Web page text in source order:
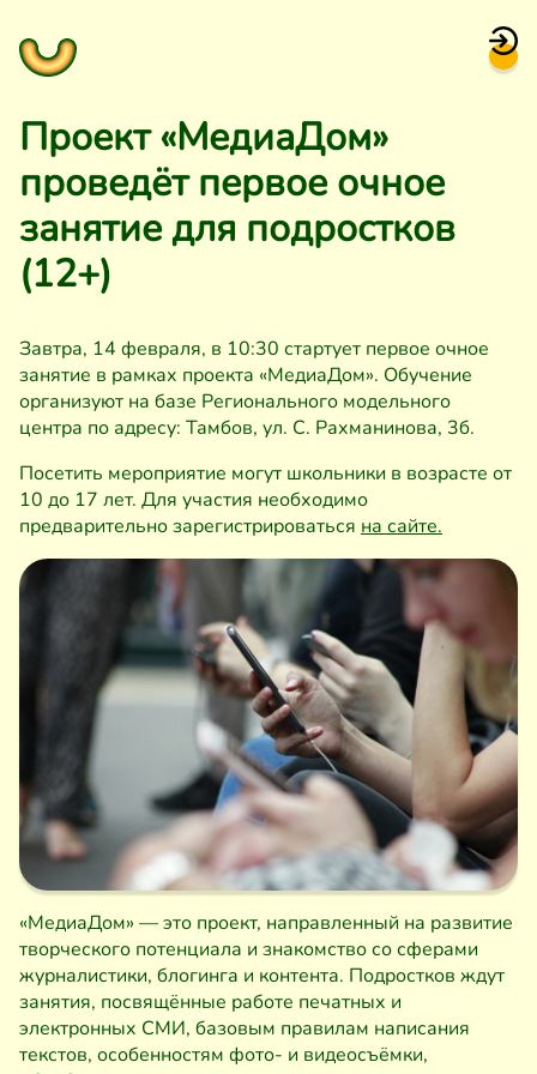
Проект «МедиаДом»
проведёт первое очное
занятие для подростков
(12+)
Завтра, 14 февраля, в 10:30 стартует первое очное
занятие в рамках проекта «МедиаДом». Обучение
организуют на базе Регионального модельного
центра по адресу: Тамбов, ул. С. Рахманинова, 3б.
Посетить мероприятие могут школьники в возрасте от
10 до 17 лет. Для участия необходимо
предварительно зарегистрироваться на сайте.
«МедиаДом» — это проект, направленный на развитие
творческого потенциала и знакомство со сферами
журналистики, блогинга и контента. Подростков ждут
занятия, посвящённые работе печатных и
электронных СМИ, базовым правилам написания
текстов, особенностям фото- и видеосъёмки,